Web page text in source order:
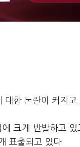
한 논란이 커지고
크게 반발하고
표출되고 있다.